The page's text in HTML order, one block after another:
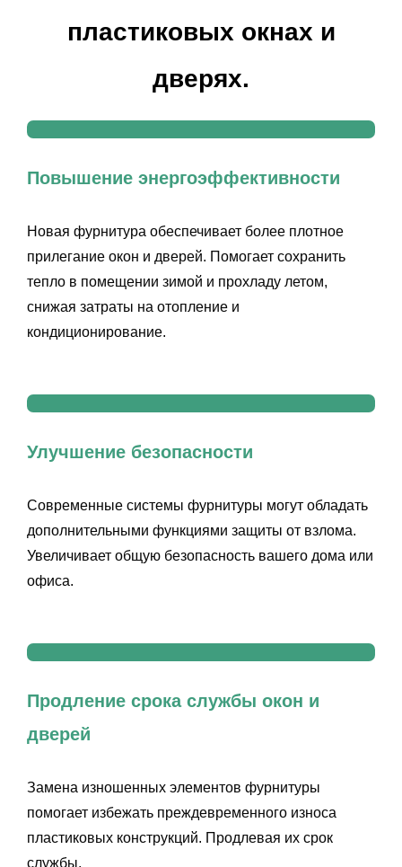
пластиковых окнах и
дверях.
Повышение энергоэффективности
Новая фурнитура обеспечивает более плотное
прилегание окон и дверей. Помогает сохранить
тепло в помещении зимой и прохладу летом,
снижая затраты на отопление и
кондиционирование.
Улучшение безопасности
Современные системы фурнитуры могут обладать
дополнительными функциями защиты от взлома.
Увеличивает общую безопасность вашего дома или
офиса.
Продление срока службы окон и
дверей
Замена изношенных элементов фурнитуры
помогает избежать преждевременного износа
пластиковых конструкций. Продлевая их срок
службы.